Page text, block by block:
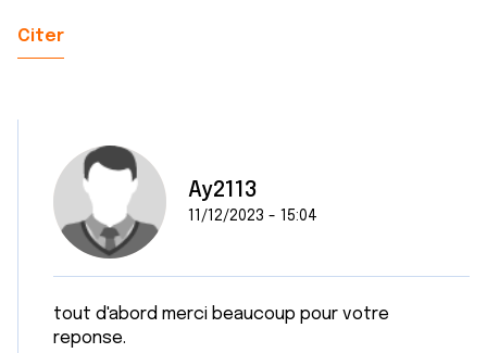
Citer
Ay2113
11/12/2023 - 15:04
tout d'abord merci beaucoup pour votre
reponse.